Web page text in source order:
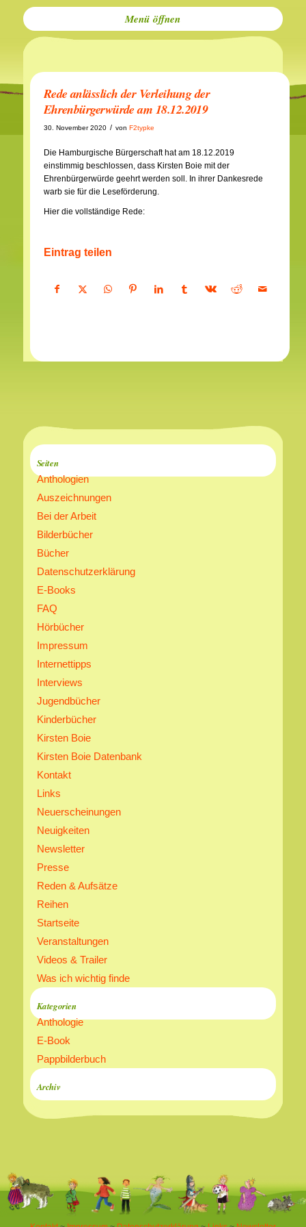
Menü
Rede anlässlich der Verleihung der
Ehrenbürgerwürde am 18.12.2019
30. November 2020 / von F2typke
Die Hamburgische Bürgerschaft hat am 18.12.2019
einstimmig beschlossen, dass Kirsten Boie mit der
Ehrenbürgerwürde geehrt werden soll. In ihrer Dankesrede
warb sie für die Leseförderung.
Hier die vollständige Rede:
Eintrag teilen
Seiten
Anthologien
Auszeichnungen
Bei der Arbeit
Bilderbücher
Bücher
Datenschutzerklärung
E-Books
FAQ
Hörbücher
Impressum
Internettipps
Interviews
Jugendbücher
Kinderbücher
Kirsten Boie
Kirsten Boie Datenbank
Kontakt
Links
Neuerscheinungen
Neuigkeiten
Newsletter
Presse
Reden & Aufsätze
Reihen
Startseite
Veranstaltungen
Videos & Trailer
Was ich wichtig finde
Kategorien
Anthologie
E-Book
Pappbilderbuch
Archiv